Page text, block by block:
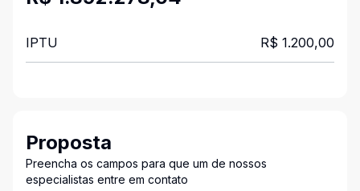
IPTU R$ 1.200,00
Proposta
Preencha os campos para que um de nossos
especialistas entre em contato